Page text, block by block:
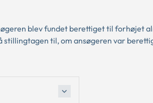
blev fundet berettiget til forhøjet
til, om ansøgeren var